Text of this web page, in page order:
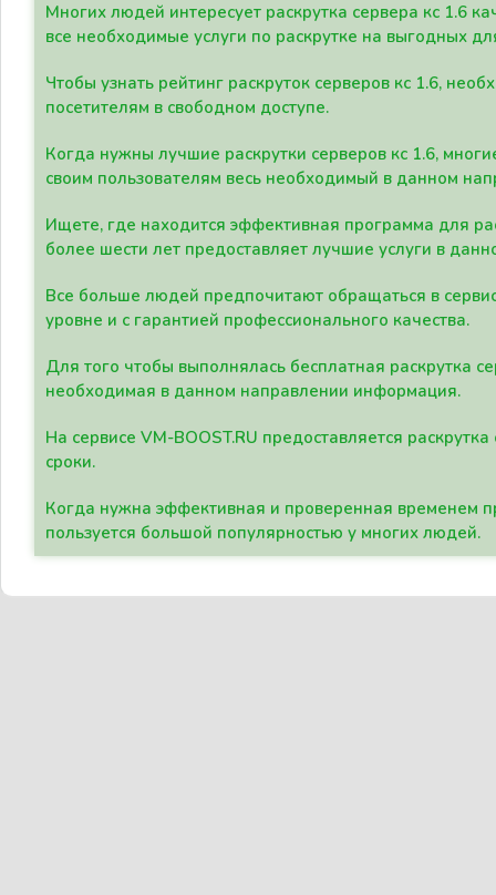
Многих людей интересует раскрутка сервера кс 1.6
все необходимые услуги по раскрутке на выгодных
Чтобы узнать рейтинг раскруток серверов кс 1.6,
посетителям в свободном доступе.
Когда нужны лучшие раскрутки серверов кс 1.6,
своим пользователям весь необходимый в данном
Ищете, где находится эффективная программа для
более шести лет предоставляет лучшие услуги в
Все больше людей предпочитают обращаться в
уровне и с гарантией профессионального качества.
Для того чтобы выполнялась бесплатная раскрутка
необходимая в данном направлении информация.
На сервисе VM-BOOST.RU предоставляется
сроки.
Когда нужна эффективная и проверенная временем
пользуется большой популярностью у многих людей.